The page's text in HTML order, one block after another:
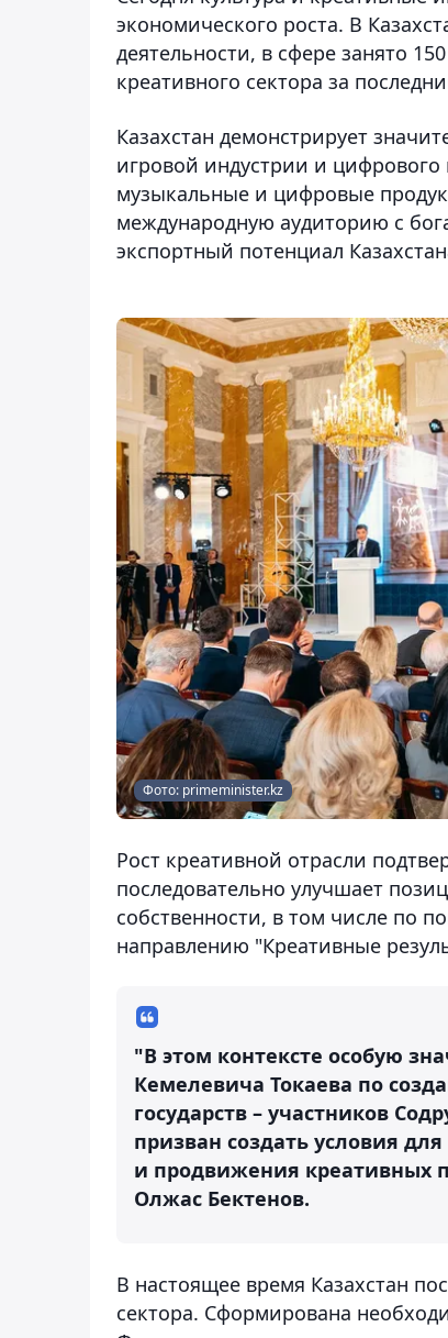
экономического роста. В
деятельности, в сфере занято
креативного сектора за
Казахстан демонстрирует
игровой индустрии и
музыкальные и цифровые
международную аудиторию с
экспортный потенциал
Фото: primeminister.kz
Рост креативной отрасли
последовательно улучшает
собственности, в том числе по
направлению "Креативные
"В этом контексте особую
Кемелевича Токаева по
государств – участников
призван создать условия
и продвижения креативных
Олжас Бектенов.
В настоящее время Казахстан
сектора. Сформирована